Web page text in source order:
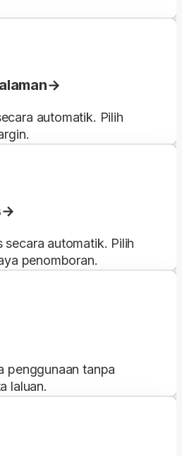
automatik. Pilih
secara automatik. Pilih
penomboran.
penggunaan tanpa
laluan.